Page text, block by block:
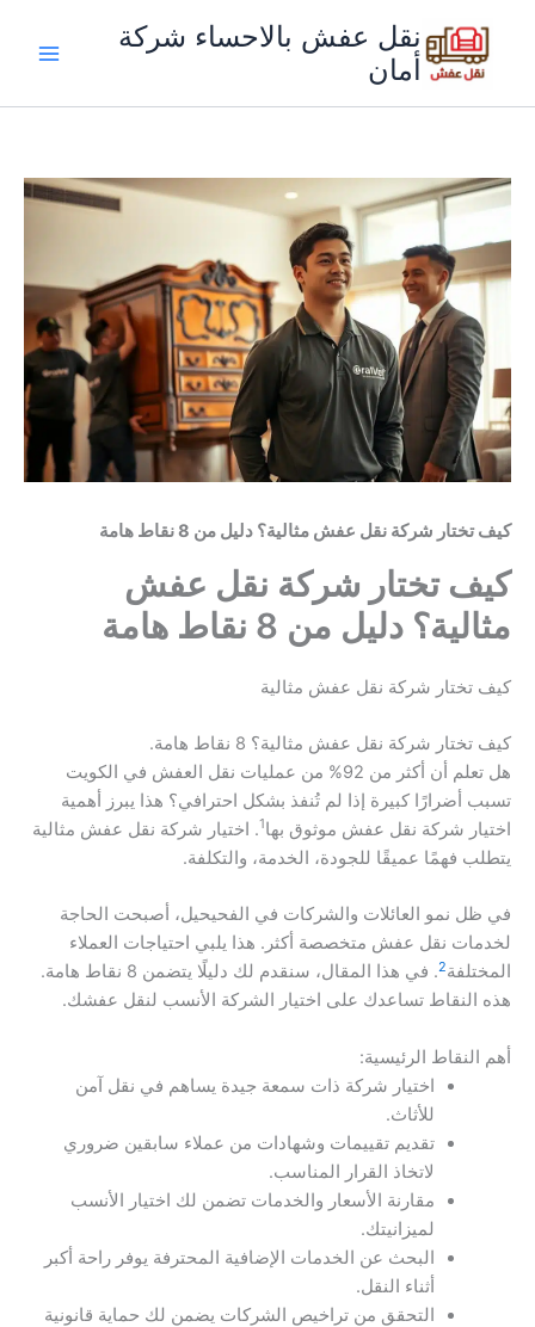
المحتوى
نقل عفش بالاحساء شركة
أمان
كيف تختار شركة نقل عفش مثالية؟ دليل من 8 نقاط هامة
كيف تختار شركة نقل عفش
مثالية؟ دليل من 8 نقاط هامة
كيف تختار شركة نقل عفش مثالية
كيف تختار شركة نقل عفش مثالية؟ 8 نقاط هامة.
هل تعلم أن أكثر من 92% من عمليات نقل العفش في الكويت
تسبب أضرارًا كبيرة إذا لم تُنفذ بشكل احترافي؟ هذا يبرز أهمية
اختيار شركة نقل عفش موثوق بها1. اختيار شركة نقل عفش مثالية
يتطلب فهمًا عميقًا للجودة، الخدمة، والتكلفة.
في ظل نمو العائلات والشركات في الفحيحيل، أصبحت الحاجة
لخدمات نقل عفش متخصصة أكثر. هذا يلبي احتياجات العملاء
المختلفة2
. في هذا المقال، سنقدم لك دليلًا يتضمن 8 نقاط هامة.
هذه النقاط تساعدك على اختيار الشركة الأنسب لنقل عفشك.
أهم النقاط الرئيسية:
اختيار شركة ذات سمعة جيدة يساهم في نقل آمن
للأثاث.
تقديم تقييمات وشهادات من عملاء سابقين ضروري
لاتخاذ القرار المناسب.
مقارنة الأسعار والخدمات تضمن لك اختيار الأنسب
لميزانيتك.
البحث عن الخدمات الإضافية المحترفة يوفر راحة أكبر
أثناء النقل.
التحقق من تراخيص الشركات يضمن لك حماية قانونية